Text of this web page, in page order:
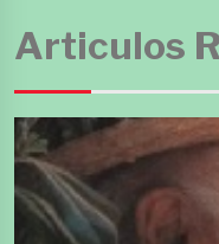
Articulos